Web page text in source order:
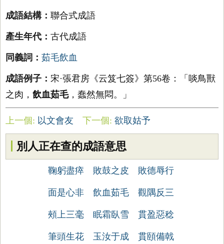
成語結構： 聯合式成語
產生年代： 古代成語
同義詞： 茹毛飲血
成語例子： 宋·張君房《云笈七簽》第56卷：「啖鳥獸
之肉， 飲血茹毛，蠢然無悶。」
上一個: 以文會友 下一個: 欲取姑予
別人正在查的成語意思
鞠躬盡瘁 敗鼓之皮 敗德辱行
面是心非 飲血茹毛 觀隅反三
頰上三毫 眠霜臥雪 貫盈惡稔
筆頭生花 玉汝于成 貫頤備戟